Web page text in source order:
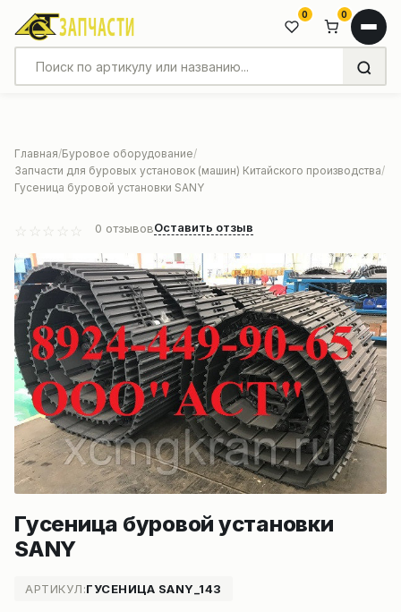
0 0
Главная Буровое оборудование
Запчасти для буровых установок (машин) Китайского производства
Гусеница буровой установки SANY
0 отзывовОставить отзыв
Гусеница буровой установки
SANY
АРТИКУЛ:ГУСЕНИЦА SANY_143